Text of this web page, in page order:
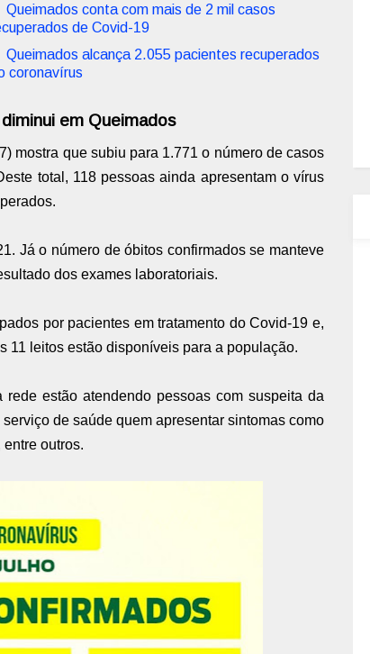
Queimados conta com mais de 2 mil casos
de Covid-19
Queimados alcança 2.055 pacientes recuperados
coronavírus
em Queimados
mostra que subiu para 1.771 o número de casos
total, 118 pessoas ainda apresentam o vírus
Já o número de óbitos confirmados se manteve
dos exames laboratoriais.
por pacientes em tratamento do Covid-19 e,
11 leitos estão disponíveis para a população.
estão atendendo pessoas com suspeita da
de saúde quem apresentar sintomas como
outros.